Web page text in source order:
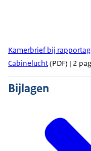
Kamerbrief bij
Cabinelucht(PDF) | 2
Bijlagen